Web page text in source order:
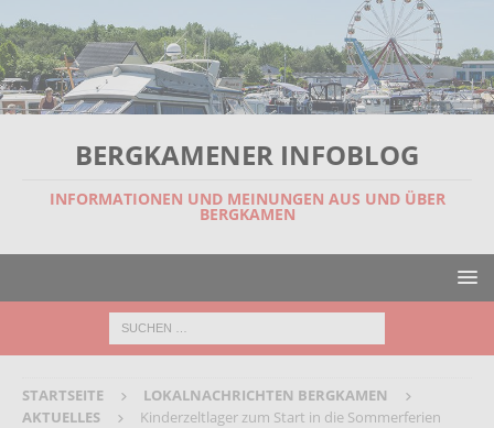
BERGKAMENER INFOBLOG
INFORMATIONEN UND MEINUNGEN AUS UND ÜBER
BERGKAMEN
STARTSEITE
LOKALNACHRICHTEN BERGKAMEN
AKTUELLES
Kinderzeltlager zum Start in die Sommerferien